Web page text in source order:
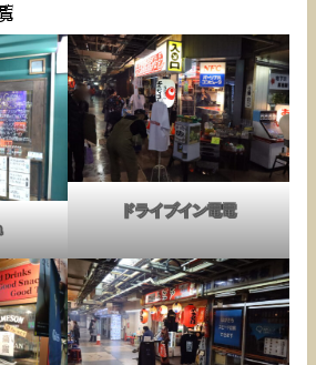
ドライブイン電電